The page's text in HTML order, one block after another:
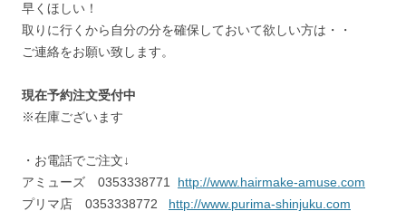
早くほしい！
取りに行くから自分の分を確保しておいて欲しい方は・・
ご連絡をお願い致します。
現在予約注文受付中
※在庫ございます
・お電話でご注文↓
アミューズ 0353338771 http://www.hairmake-amuse.com
プリマ店 0353338772 http://www.purima-shinjuku.com